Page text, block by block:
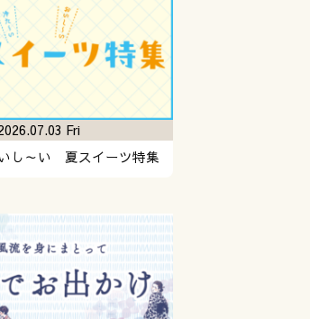
し～い 夏スイーツ特集
Fri